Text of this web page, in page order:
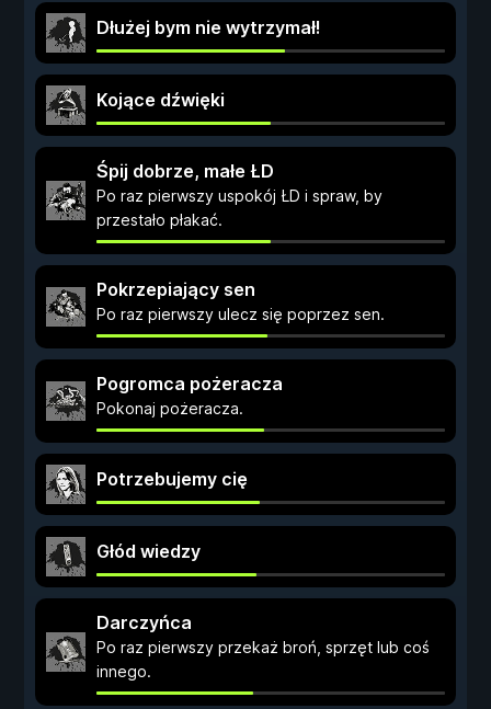
Dłużej bym nie wytrzymał!
Kojące dźwięki
Śpij dobrze, małe ŁD
Po raz pierwszy uspokój ŁD i spraw, by
przestało płakać.
Pokrzepiający sen
Po raz pierwszy ulecz się poprzez sen.
Pogromca pożeracza
Pokonaj pożeracza.
Potrzebujemy cię
Głód wiedzy
Darczyńca
Po raz pierwszy przekaż broń, sprzęt lub coś
innego.